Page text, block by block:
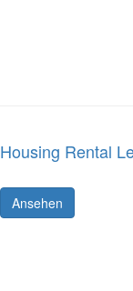
Housing Rental
Ansehen